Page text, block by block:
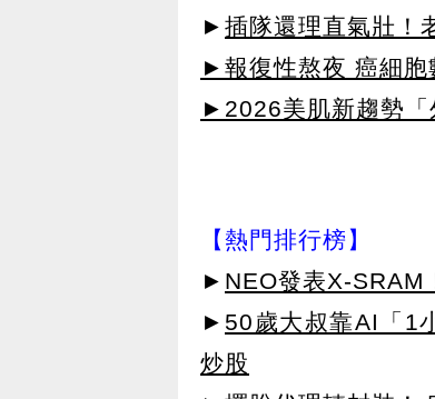
► 插隊還理直氣壯！
►報復性熬夜 癌細胞
►2026美肌新趨勢「
【熱門排行榜】
► NEO發表X-SRAM
► 50歲大叔靠AI「1
炒股